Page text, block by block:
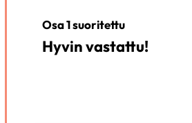
Osa 1 suoritettu
Hyvin vastattu!